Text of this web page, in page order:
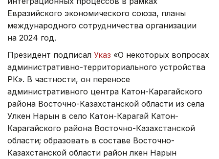
Евразийского экономического союза, планы
международного сотрудничества организации
на 2024 год.
Президент подписал Указ «О некоторых вопросах
административно-территориального устройства
РК». В частности, он переносе
административного центра Катон-Карагайского
района Восточно-Казахстанской области из села
Улкен Нарын в село Катон-Карагай Катон-
Карагайского района Восточно-Казахстанской
области; образовать в составе Восточно-
Казахстанской области район Үлкен Нарын